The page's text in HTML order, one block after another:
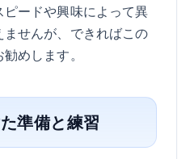
ードや興味によって異
せんが、できればこの
めします。
準備と練習